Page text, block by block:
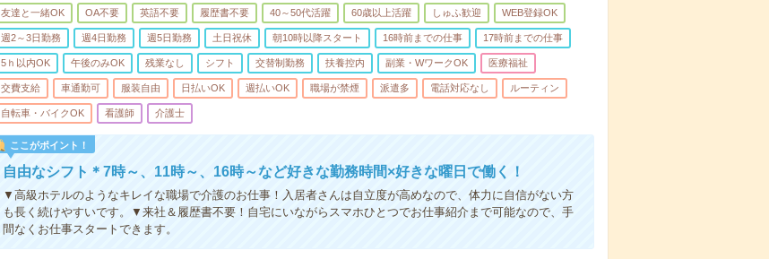
友達と一緒OK OA不要 英語不要 履歴書不要 40～50代活躍 60歳以上活躍 しゅふ歓迎 WEB登録OK
週2～3日勤務 週4日勤務 週5日勤務 土日祝休 朝10時以降スタート 16時前までの仕事 17時前までの仕事
5ｈ以内OK 午後のみOK 残業なし シフト 交替制勤務 扶養控内 副業・WワークOK 医療福祉
交費支給 車通勤可 服装自由 日払いOK 週払いOK 職場が禁煙 派遣多 電話対応なし ルーティン
自転車・バイクOK 看護師 介護士
ここがポイント！
自由なシフト＊7時～、11時～、16時～など好きな勤務時間×好きな曜日で働く！
▼高級ホテルのようなキレイな職場で介護のお仕事！入居者さんは自立度が高めなので、体力に自信がない方
も長く続けやすいです。▼来社＆履歴書不要！自宅にいながらスマホひとつでお仕事紹介まで可能なので、手
間なくお仕事スタートできます。